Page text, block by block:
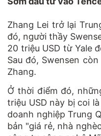
Zhang Lei trở lại
đó, người thầy
20 triệu USD từ Yale
Sau đó, Swensen
Zhang.
Ở thời điểm đó,
triệu USD này bị coi
doanh nghiệp Trung
bản "giá rẻ, nhà